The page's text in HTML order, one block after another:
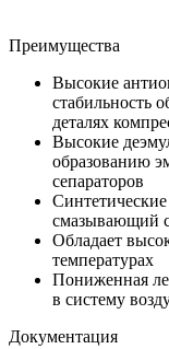
Преимущества
Высокие
стабильность
деталях
Высокие
образованию
сепараторов
смазывающий
Обладает
температурах
Пониженная
в систему
Документация